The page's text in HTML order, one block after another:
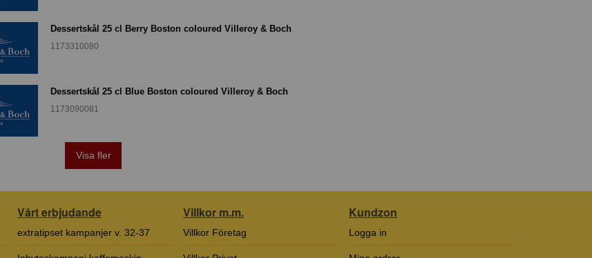
Dessertskål 25 cl Berry Boston coloured Villeroy & Boch
1173310080
Dessertskål 25 cl Blue Boston coloured Villeroy & Boch
1173090081
Visa fler
Vårt erbjudande
extratipset kampanjer v. 32-37
Villkor m.m.
Villkor Företag
Kundzon
Logga in